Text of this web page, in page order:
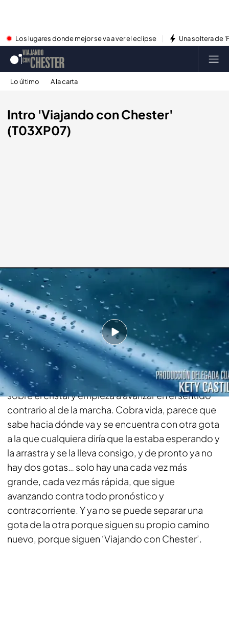
Los lugares donde mejor se va a ver el eclipse Una soltera de
Lo último A la carta
Intro 'Viajando con Chester'
(T03XP07)
cuatro.com
02 NOV 2014 - 21:44h.
Compartir
Seguro que te has fijado alguna vez…una gota
cualquiera, una entre un millón de pronto cae
sobre el cristal y empieza a avanzar en el sentido
contrario al de la marcha. Cobra vida, parece que
sabe hacia dónde va y se encuentra con otra gota
a la que cualquiera diría que la estaba esperando y
la arrastra y se la lleva consigo, y de pronto ya no
hay dos gotas… solo hay una cada vez más
grande, cada vez más rápida, que sigue
avanzando contra todo pronóstico y
contracorriente. Y ya no se puede separar una
gota de la otra porque siguen su propio camino
nuevo, porque siguen ‘Viajando con Chester’.